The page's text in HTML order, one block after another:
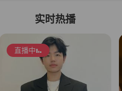
实时热播
直播中